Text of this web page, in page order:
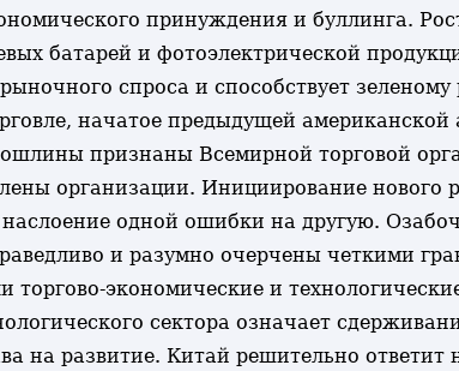
принуждения и буллинга.
батарей и фотоэлектрической
спроса и способствует
начатое предыдущей
признаны Всемирной торговой
организации. Инициирование нового
одной ошибки на другую.
и разумно очерчены четкими
экономические и
сектора означает
на развитие. Китай решительно ответит